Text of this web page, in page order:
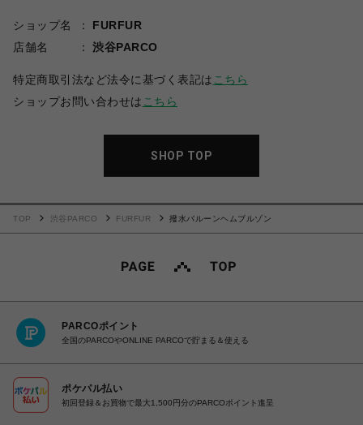
ショップ名
FURFUR
店舗名
渋谷PARCO
特定商取引法など法令に基づく表記は こちら
ショップお問い合わせは こちら
SHOP TOP
TOP 渋谷PARCO FURFUR 撥水バルーンヘムブルゾン
PARCOポイント
全国のPARCOやONLINE PARCOで貯まる＆使える
ポケパル払い
初回登録＆お買物で最大1,500円分のPARCOポイント進呈